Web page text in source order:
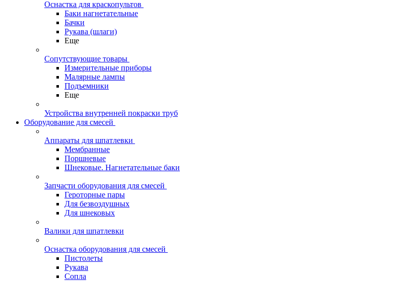
Оснастка для краскопультов
Баки нагнетательные
Бачки
Рукава (шлаги)
Еще
Сопутствующие товары
Измерительные приборы
Малярные лампы
Подъемники
Еще
Устройства внутренней покраски труб
Оборудование для смесей
Аппараты для шпатлевки
Мембранные
Поршневые
Шнековые. Нагнетательные баки
Запчасти оборудования для смесей
Героторные пары
Для безвоздушных
Для шнековых
Валики для шпатлевки
Оснастка оборудования для смесей
Пистолеты
Рукава
Сопла